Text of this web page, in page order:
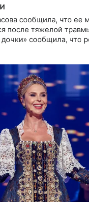
сообщила, что ее
после тяжелой
сообщила, что